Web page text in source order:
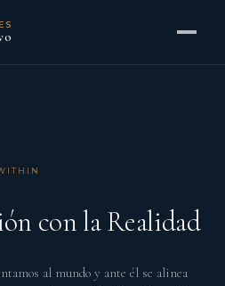
con la Realidad
al mundo y ante él se alinea